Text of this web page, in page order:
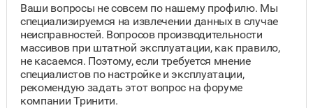
Ваши вопросы не совсем по нашему профилю. Мы
специализируемся на извлечении данных в случае
неисправностей. Вопросов производительности
массивов при штатной эксплуатации, как правило,
не касаемся. Поэтому, если требуется мнение
специалистов по настройке и эксплуатации,
рекомендую задать этот вопрос на форуме
компании Тринити.